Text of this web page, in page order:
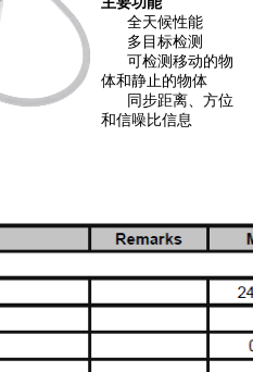
全天候性能
多目标检测
可检测移动的物
体和静止的物体
同步距离、方位
和信噪比信息